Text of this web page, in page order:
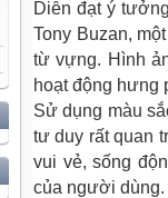
Diễn đạt ý
Tony Buzan,
từ vựng. Hình
hoạt động hưng
Sử dụng màu
tư duy rất quan
vui vẻ, sống
của người dùng.